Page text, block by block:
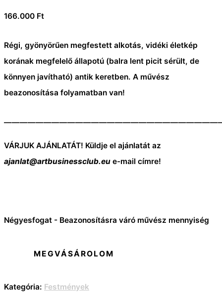
166.000 Ft
Régi, gyönyörűen megfestett alkotás, vidéki életkép
korának megfelelő állapotú (balra lent picit sérült, de
könnyen javítható) antik keretben. A művész
beazonosítása folyamatban van!
VÁRJUK AJÁNLATÁT! Küldje el ajánlatát az
ajanlat@artbusinessclub.eu e-mail címre!
Négyesfogat - Beazonosításra váró művész mennyiség
MEGVÁSÁROLOM
Kategória: Festmények